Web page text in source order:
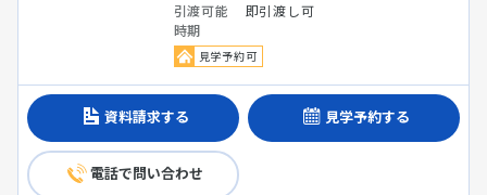
引渡可能
時期
即引渡し可
見学予約可
資料請求する 見学予約する
電話で問い合わせ